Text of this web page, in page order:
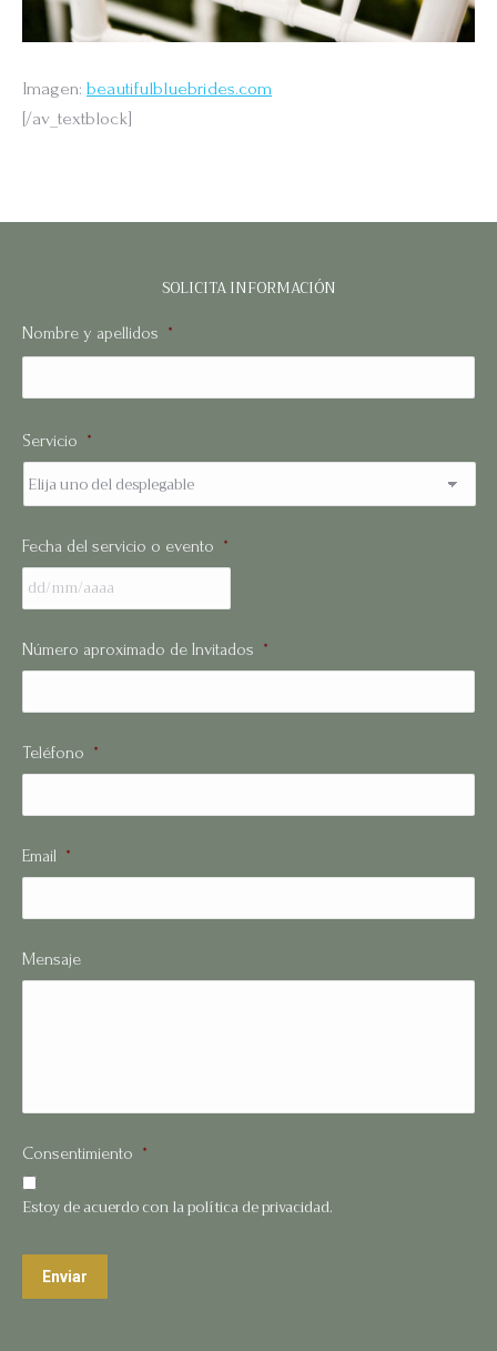
Imagen: beautifulbluebrides.com
[/av_textblock]
SOLICITA INFORMACIÓN
Nombre y apellidos *
Servicio *
Fecha del servicio o evento *
Número aproximado de Invitados *
Teléfono *
Email *
Mensaje
Consentimiento *
Estoy de acuerdo con la política de privacidad.
Enviar